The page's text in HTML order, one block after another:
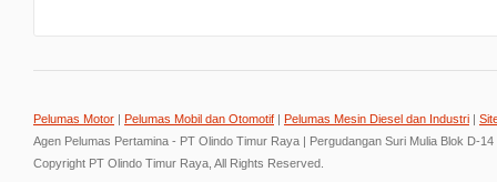
Pelumas Motor | Pelumas Mobil dan Otomotif | Pelumas Mesin Diesel dan Industri |
Agen Pelumas Pertamina - PT Olindo Timur Raya | Pergudangan Suri Mulia Blok D-
Copyright PT Olindo Timur Raya, All Rights Reserved.